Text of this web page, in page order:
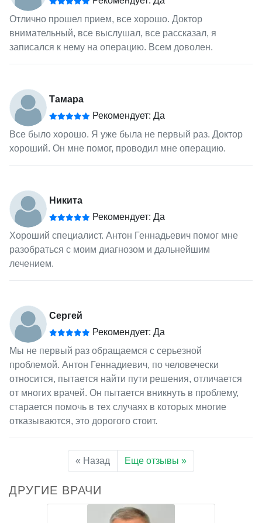
Отлично прошел прием, все хорошо. Доктор
внимательный, все выслушал, все рассказал, я
записался к нему на операцию. Всем доволен.
Тамара
Рекомендует: Да
Все было хорошо. Я уже была не первый раз. Доктор
хороший. Он мне помог, проводил мне операцию.
Никита
Рекомендует: Да
Хороший специалист. Антон Геннадьевич помог мне
разобраться с моим диагнозом и дальнейшим
лечением.
Сергей
Рекомендует: Да
Мы не первый раз обращаемся с серьезной
проблемой. Антон Геннадиевич, по человечески
относится, пытается найти пути решения, отличается
от многих врачей. Он пытается вникнуть в проблему,
старается помочь в тех случаях в которых многие
отказываются, это дорогого стоит.
« Назад Еще отзывы »
ДРУГИЕ ВРАЧИ